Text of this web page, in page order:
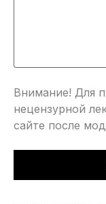
Внимание! Для
нецензурной
сайте после